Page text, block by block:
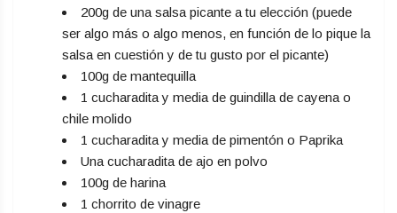
200g de una salsa picante a tu elección (puede
ser algo más o algo menos, en función de lo pique la
salsa en cuestión y de tu gusto por el picante)
100g de mantequilla
1 cucharadita y media de guindilla de cayena o
chile molido
1 cucharadita y media de pimentón o Paprika
Una cucharadita de ajo en polvo
100g de harina
1 chorrito de vinagre